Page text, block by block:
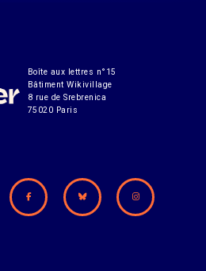
Boîte aux lettres n°15
Bâtiment Wikivillage
8 rue de Srebrenica
75020 Paris